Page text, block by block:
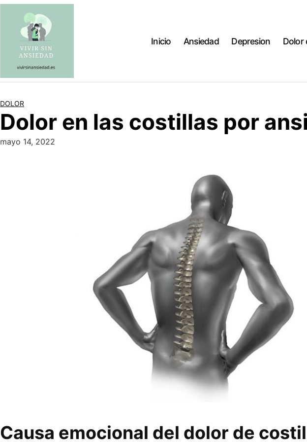
Inicio Ansiedad Depresion Dolor
DOLOR
Dolor en las costillas por
mayo 14, 2022
Causa emocional del dolor de